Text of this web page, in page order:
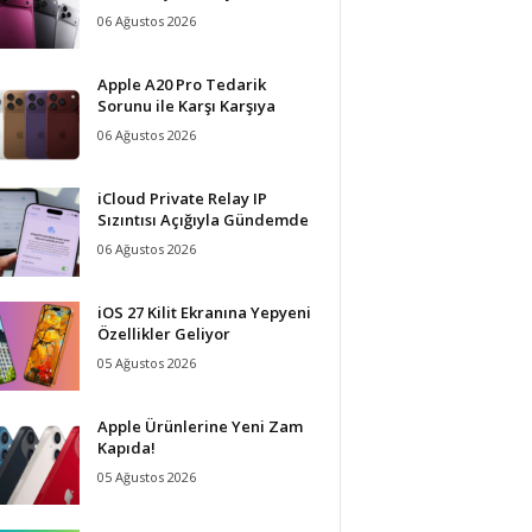
06 Ağustos 2026
Apple A20 Pro Tedarik
Sorunu ile Karşı Karşıya
06 Ağustos 2026
iCloud Private Relay IP
Sızıntısı Açığıyla Gündemde
06 Ağustos 2026
iOS 27 Kilit Ekranına Yepyeni
Özellikler Geliyor
05 Ağustos 2026
Apple Ürünlerine Yeni Zam
Kapıda!
05 Ağustos 2026